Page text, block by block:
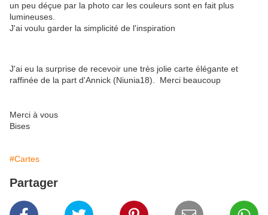
un peu déçue par la photo car les couleurs sont en fait plus
lumineuses.
J'ai voulu garder la simplicité de l'inspiration
J'ai eu la surprise de recevoir une très jolie carte élégante et
raffinée de la part d'Annick (Niunia18). Merci beaucoup
Merci à vous
Bises
#Cartes
Partager